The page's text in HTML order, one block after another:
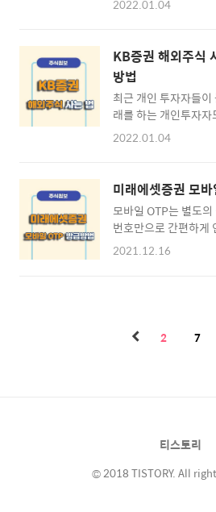
서 갱신 방법 ⊙ 3. KB
· 모바일 공인인증서
able 다운로드..
필요합니다. 이를 위
요. 또한 KB증권에서
로 바로 주문하는 방
M-able 어플을 통하
해외주식 사는 법에
니다. ※ 목차 ⊙ 1. KB
글로벌원마켓 신청/
외주식 사는 법 · KB
KB증권 환전하..
2022.01.04
KB증권 해외주식
방법
최근 개인 투자자들
래를 하는 개인투자
식은 국내주식에 비하
야 할 과정과 KB증권
서 해외주식·미국주
세하게 알아보도록
KB증권 해외주식 ·
드 · 해외주식 거래신
운로드 KB증권 국내
2022.01.04
미래에셋증권 모
모바일 OTP는 별도
번호만으로 간편하게
로 미래에셋증권 증권
준비물 · 미래에셋증
2. 모바일 OTP 발급
통하여 다운로드 페
있습니다. 모바일
2021.12.16
2 7
티스토리
© 2018 TISTORY. All